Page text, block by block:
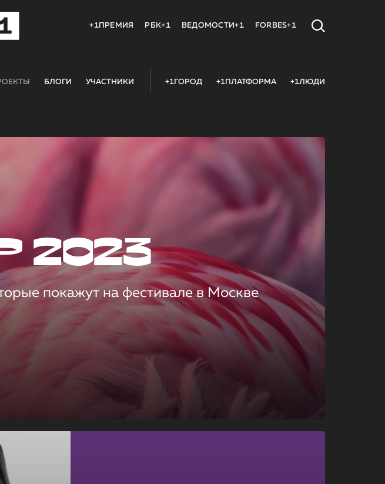
+1ПРЕМИЯ РБК+1 ВЕДОМОСТИ+1 FORBES+1
БЛОГИ УЧАСТНИКИ +1ГОРОД +1ПЛАТФОРМА +1ЛЮДИ
2023
покажут на фестивале в Москве